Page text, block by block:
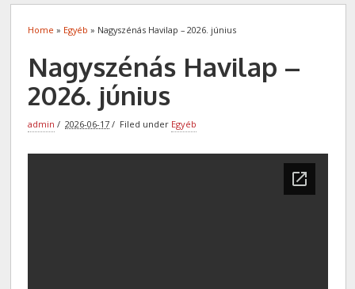
Home » Egyéb » Nagyszénás Havilap – 2026. június
Nagyszénás Havilap –
2026. június
admin 2026-06-17 Filed under Egyéb